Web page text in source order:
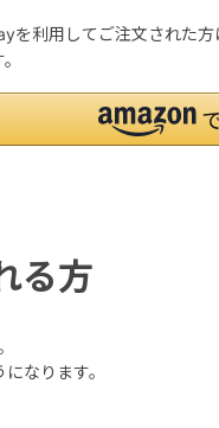
を利用してご注文された
る方
なります。